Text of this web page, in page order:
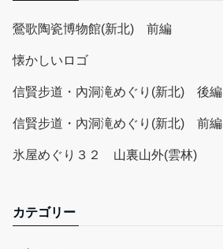
鶯歌陶瓷博物館(新北) 前編
懐かしいロゴ
信賢步道・內洞滝めぐり(新北) 後編
信賢步道・內洞滝めぐり(新北) 前編
氷屋めぐり３２ 山裏山外(雲林)
カテゴリー